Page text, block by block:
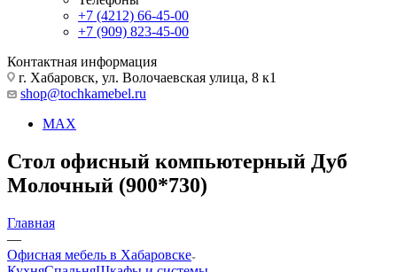
+7 (4212) 66-45-00
+7 (909) 823-45-00
Контактная информация
г. Хабаровск, ул. Волочаевская улица, 8 к1
shop@tochkamebel.ru
MAX
Стол офисный компьютерный Дуб
Молочный (900*730)
Главная
—
Офисная мебель в Хабаровске